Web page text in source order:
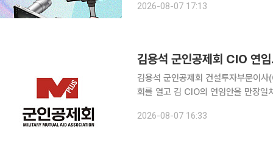
나 눈에 띄는 게 있습니다. 공연이 시
2026-08-07 17:13
김용석 군인공제회 CIO 연
김용석 군인공제회 건설투자부문이사(CIO)가 1년 연임한다
회를 열고 김 CIO의 연임안을 만장일
와 각 군 주요 직위자 등으로 구성된
2026-08-07 16:33